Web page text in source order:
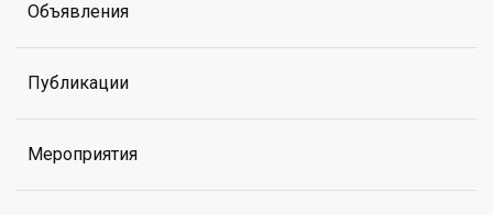
Объявления
Публикации
Мероприятия